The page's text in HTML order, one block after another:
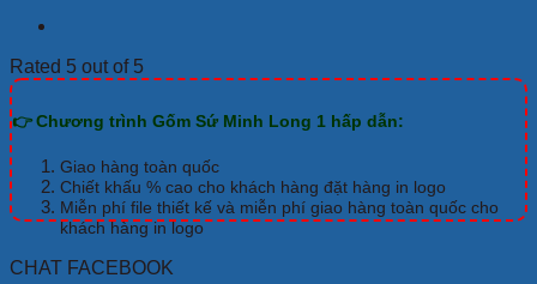
Rated 5 out of 5
👉 Chương trình Gốm Sứ Minh Long 1 hấp dẫn:
Giao hàng toàn quốc
Chiết khấu % cao cho khách hàng đặt hàng in logo
Miễn phí file thiết kế và miễn phí giao hàng toàn quốc cho
khách hàng in logo
CHAT FACEBOOK